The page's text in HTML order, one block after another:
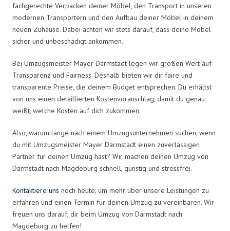
fachgerechte Verpacken deiner Möbel, den Transport in unseren
modernen Transportern und den Aufbau deiner Möbel in deinem
neuen Zuhause. Dabei achten wir stets darauf, dass deine Möbel
sicher und unbeschädigt ankommen.
Bei Umzugsmeister Mayer Darmstadt legen wir großen Wert auf
Transparenz und Fairness. Deshalb bieten wir dir faire und
transparente Preise, die deinem Budget entsprechen. Du erhältst
von uns einen detaillierten Kostenvoranschlag, damit du genau
weißt, welche Kosten auf dich zukommen.
Also, warum lange nach einem Umzugsunternehmen suchen, wenn
du mit Umzugsmeister Mayer Darmstadt einen zuverlässigen
Partner für deinen Umzug hast? Wir machen deinen Umzug von
Darmstadt nach Magdeburg schnell, günstig und stressfrei.
Kontaktiere uns noch heute, um mehr über unsere Leistungen zu
erfahren und einen Termin für deinen Umzug zu vereinbaren. Wir
freuen uns darauf, dir beim Umzug von Darmstadt nach
Magdeburg zu helfen!